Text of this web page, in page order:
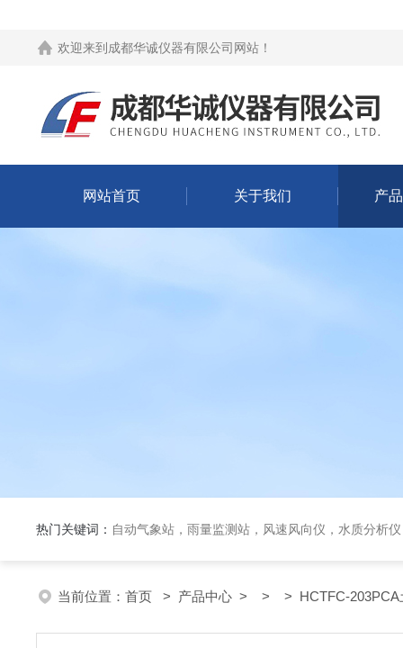
欢迎来到 成都华诚仪器有限公司网站 ！
网站首页 关于我们 产
热门关键词： 自动气象站，雨量监测站，风速风向仪，水质分析
当前位置： 首页 > 产品中心 > > > HCTFC-203PCA